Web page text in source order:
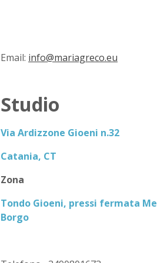
Email: info@mariagreco.eu
Studio
Via Ardizzone Gioeni n.32
Catania, CT
Zona
Tondo Gioeni, pressi fermata
Borgo